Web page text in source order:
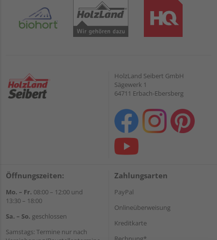
HolzLand Seibert GmbH
Sägewerk 1
64711 Erbach-Ebersberg
Öffnungszeiten:
Mo. – Fr. 08:00 – 12:00 und
13:30 – 18:00
Sa. – So. geschlossen
Samstags: Termine nur nach
Zahlungsarten
PayPal
Onlineüberweisung
Kreditkarte